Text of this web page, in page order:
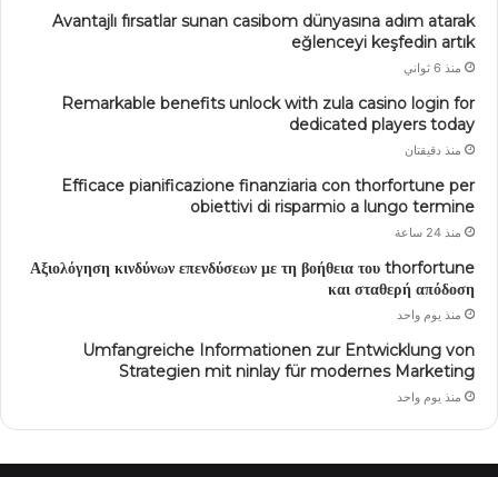
Avantajlı fırsatlar sunan casibom dünyasına adım atarak
eğlenceyi keşfedin artık
منذ 6 ثواني
Remarkable benefits unlock with zula casino login for
dedicated players today
منذ دقيقتان
Efficace pianificazione finanziaria con thorfortune per
obiettivi di risparmio a lungo termine
منذ 24 ساعة
Αξιολόγηση κινδύνων επενδύσεων με τη βοήθεια του thorfortune
και σταθερή απόδοση
منذ يوم واحد
Umfangreiche Informationen zur Entwicklung von
Strategien mit ninlay für modernes Marketing
منذ يوم واحد